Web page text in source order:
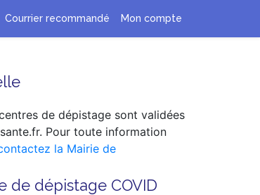
Courrier recommandé Mon compte
de dépistage sont validées
Pour toute information
la Mairie de
de dépistage COVID